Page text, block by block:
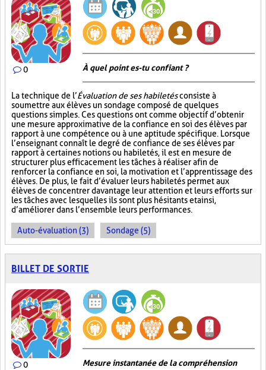
0 À quel point es-tu confiant ?
La technique de l’Évaluation de ses habiletésconsiste à
soumettre aux élèves un sondage composé de quelques
questions simples. Ces questions ont comme objectif d’obtenir
une mesure approximative de la confiance en soi des élèves par
rapport à une compétence ou à une aptitude spécifique. Lorsque
l’enseignant connaît le degré de confiance de ses élèves par
rapport à certaines notions ou habiletés, il est en mesure de
structurer plus efficacement les tâches à réaliser afin de
renforcer la confiance en soi, la motivation et l’apprentissage des
élèves. De plus, le fait d’évaluer leurs habiletés permet aux
élèves de concentrer davantage leur attention et leurs efforts sur
les tâches avec lesquelles ils sont plus hésitants et ainsi,
d’améliorer dans l’ensemble leurs performances.
Auto-évaluation (3) Sondage (5)
BILLET DE SORTIE
0 Mesure instantanée de la compréhension